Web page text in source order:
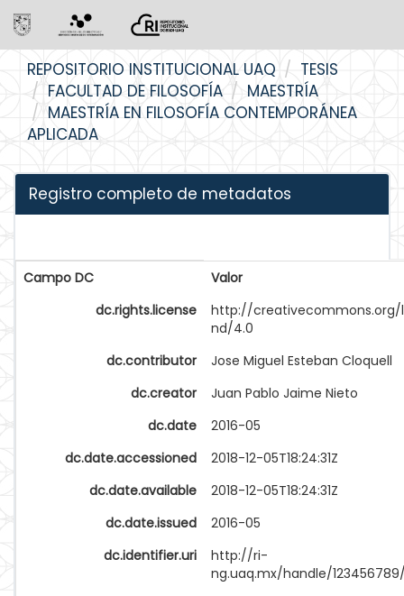
navigation
REPOSITORIO INSTITUCIONAL UAQ
TESIS
FACULTAD DE FILOSOFÍA
MAESTRÍA
MAESTRÍA EN FILOSOFÍA CONTEMPORÁNEA
APLICADA
Registro completo de metadatos
Campo DC
Valor
dc.rights.license
http://
nd/4.0
dc.contributor
Jose Miguel Esteban Cloquell
dc.creator
Juan Pablo Jaime Nieto
dc.date
2016-05
dc.date.accessioned
2018-12-05T18:24:31Z
dc.date.available
2018-12-05T18:24:31Z
dc.date.issued
2016-05
dc.identifier.uri
http://ri-
ng.uaq.mx/handle/